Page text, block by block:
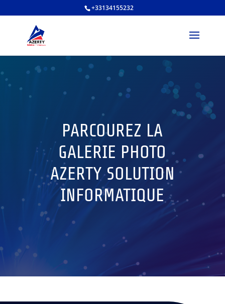
+33134155232
PARCOUREZ LA
GALERIE PHOTO
AZERTY SOLUTION
INFORMATIQUE